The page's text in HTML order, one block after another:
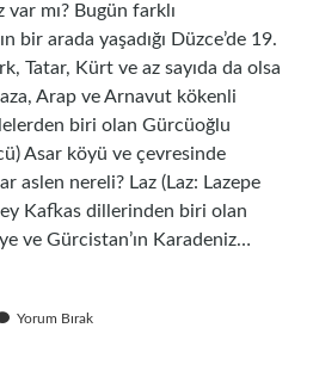
var mı? Bugün farklı
bir arada yaşadığı Düzce’de 19.
Tatar, Kürt ve az sayıda da olsa
Arap ve Arnavut kökenli
biri olan Gürcüoğlu
Asar köyü ve çevresinde
aslen nereli? Laz (Laz: Lazepe
Kafkas dillerinden biri olan
ve Gürcistan’ın Karadeniz…
Yorum Bırak